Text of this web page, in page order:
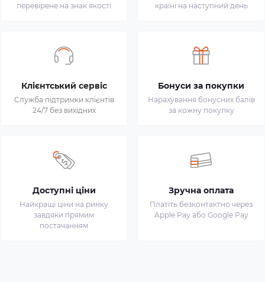
перевірене на знак якості
країні на наступний день
Клієнтський сервіс
Служба підтримки клієнтів
24/7 без вихідних
Бонуси за покупки
Нарахування бонусних балів
за кожну покупку
Доступні ціни
Найкращі ціни на ринку
завдяки прямим
постачанням
Зручна оплата
Платіть безконтактно через
Apple Pay або Google Pay